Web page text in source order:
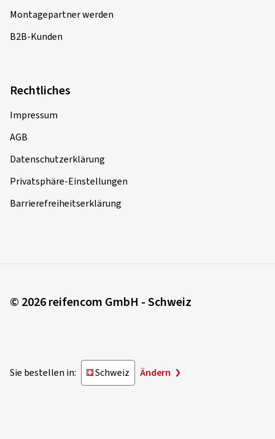
Montagepartner werden
B2B-Kunden
Rechtliches
Impressum
AGB
Datenschutzerklärung
Privatsphäre-Einstellungen
Barrierefreiheitserklärung
© 2026 reifencom GmbH - Schweiz
Sie bestellen in: Schweiz Ändern